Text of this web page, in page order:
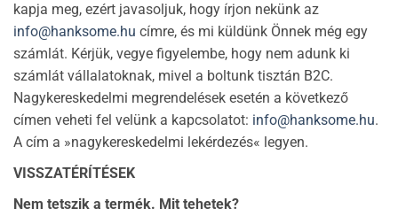
kapja meg, ezért javasoljuk, hogy írjon nekünk az
info@hanksome.hu címre, és mi küldünk Önnek még egy
számlát. Kérjük, vegye figyelembe, hogy nem adunk ki
számlát vállalatoknak, mivel a boltunk tisztán B2C.
Nagykereskedelmi megrendelések esetén a következő
címen veheti fel velünk a kapcsolatot: info@hanksome.hu.
A cím a »nagykereskedelmi lekérdezés« legyen.
VISSZATÉRÍTÉSEK
Nem tetszik a termék. Mit tehetek?